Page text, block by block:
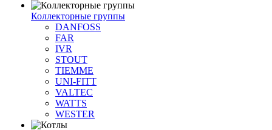
Коллекторные группы
DANFOSS
FAR
IVR
STOUT
TIEMME
UNI-FITT
VALTEC
WATTS
WESTER